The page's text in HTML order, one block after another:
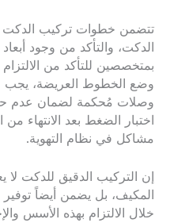
تتضمن خطوات تركيب
الدكت، والتأكد من وجود
بمتخصصين للتأكد من الالتزام
وضع الخطوط العريضة، يجب
وصلات مُحكمة لضمان عدم
اختبار الضغط بعد الانتهاء
مشاكل في نظام التهوية.
إن التركيب الدقيق للدكت
المكيف، بل يضمن أيضاً
خلال الالتزام بهذه الأسس